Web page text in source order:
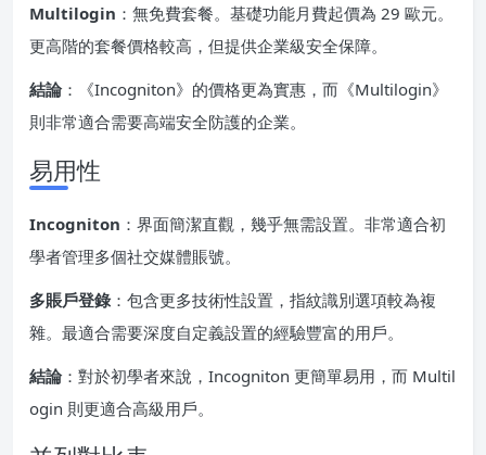
Multilogin ：無免費套餐。基礎功能月費起價為 29 歐元。
更高階的套餐價格較高，但提供企業級安全保障。
結論：《Incogniton》的價格更為實惠，而《Multilogin》
則非常適合需要高端安全防護的企業。
易用性
Incogniton ：界面簡潔直觀，幾乎無需設置。非常適合初
學者管理多個社交媒體賬號。
多賬戶登錄：包含更多技術性設置，指紋識別選項較為複
雜。最適合需要深度自定義設置的經驗豐富的用戶。
結論：對於初學者來說，Incogniton 更簡單易用，而 Multil
ogin 則更適合高級用戶。